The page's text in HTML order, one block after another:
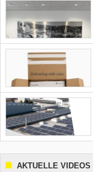
AKTUELLE VIDEOS